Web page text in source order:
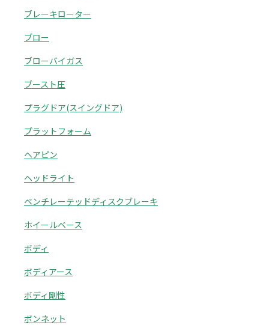
ブレーキローター
ブロー
ブローバイガス
ブースト圧
プラグドア(スイングドア)
プラットフォーム
ヘアピン
ヘッドライト
ベンチレーテッドディスクブレーキ
ホイールベース
ボディ
ボディアース
ボディ剛性
ボンネット